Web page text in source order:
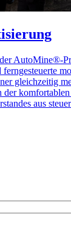
AutoMine®-
ferngesteuerte
gleichzeitig
der
aus